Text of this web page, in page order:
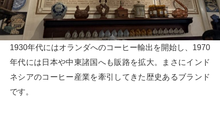
1930年代にはオランダへのコーヒー輸出を開始し、1970
年代には日本や中東諸国へも販路を拡大。まさにインド
ネシアのコーヒー産業を牽引してきた歴史あるブランド
です。